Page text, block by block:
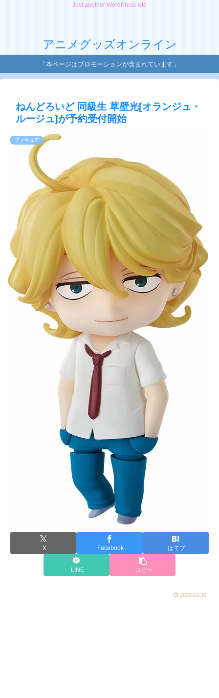
Just another WordPress site
アニメグッズオンライン
「本ページはプロモーションが含まれています」
ねんどろいど 同級生 草壁光[オランジュ・
ルージュ]が予約受付開始
フィギュア
X Facebook はてブ
LINE コピー
2025.03.30